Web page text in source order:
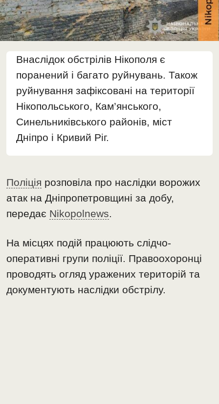
Внаслідок обстрілів Нікополя є
поранений і багато руйнувань. Також
руйнування зафіксовані на території
Нікопольського, Кам’янського,
Синельниківського районів, міст
Дніпро і Кривий Ріг.
Поліція розповіла про наслідки ворожих
атак на Дніпропетровщині за добу,
передає Nikopolnews.
На місцях подій працюють слідчо-
оперативні групи поліції. Правоохоронці
проводять огляд уражених територій та
документують наслідки обстрілу.